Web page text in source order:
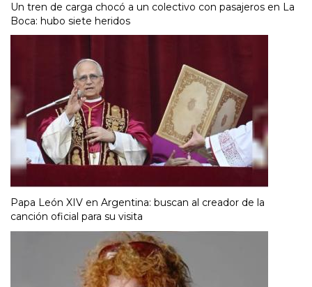
Un tren de carga chocó a un colectivo con pasajeros en La
Boca: hubo siete heridos
Papa León XIV en Argentina: buscan al creador de la
canción oficial para su visita